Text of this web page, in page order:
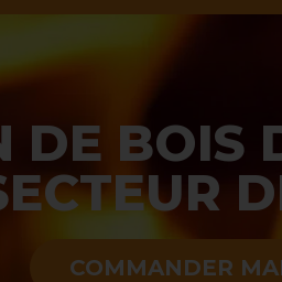
DE BOIS
COMMANDER